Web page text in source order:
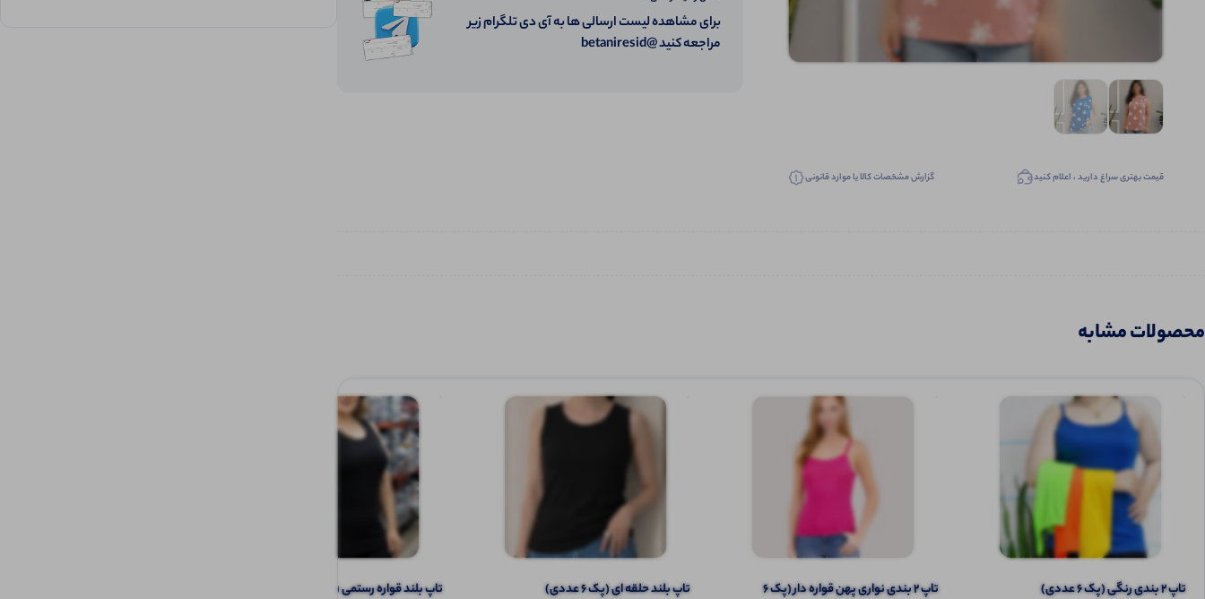
قیمت بهتری سراغ دارید ، اعلام کنید گزارش مشخصات کالا یا موارد قانونی
برای مشاهده لیست ارسالی ها به آی دی تلگرام زیر
مراجعه کنید @betaniresid
محصولات مشابه
تاپ ۲ بندی رنگی (پک 6 عددی)
تاپ ۲ بندی نواری پهن قواره دار (پک 6
تاپ بلند حلقه ای (پک 6 عددی) تاپ بلند قواره رستمی (پک 6 عددی)